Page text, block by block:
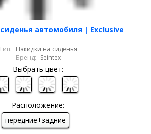
автомобиля | Exclusive
Накидки на сиденья
Бренд: Seintex
Выбрать цвет:
Расположение:
передние+задние